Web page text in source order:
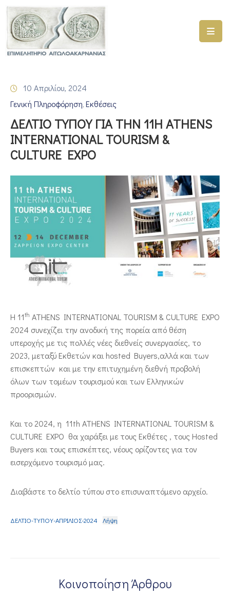
ΑΡΧΙΚΗ
ΓΕΜΗ
–
ΠΡΟΓΡΑΜΜΑΤΑ
ΕΠΙΜΕΛΗΤΗΡΙΟΥ
ΣΥΜΜΕΤΟΧΗ
ΣΕ
ΕΤΑΙΡΕΙΕΣ
ΕΠΙΚΑΙΡΟΤΗΤΑ
ΕΠΙΚΟΙΝΩΝΙΑ
10 Απριλίου, 2024
Γενική Πληροφόρηση‚ Εκθέσεις
ΔΕΛΤΙΟ ΤΥΠΟΥ ΓΙΑ ΤΗΝ 11Η ATHENS
INTERNATIONAL TOURISM &
CULTURE EXPO
Η 11th ATHENS INTERNATIONAL TOURISM & CULTURE EXPO
2024 συνεχίζει την ανοδική της πορεία από θέση
υπεροχής με τις πολλές νέες διεθνείς συνεργασίες, το
2023, μεταξύ Εκθετών και hosted Buyers,αλλά και των
επισκεπτών και με την επιτυχημένη διεθνή προβολή
όλων των τομέων τουρισμού και των Ελληνικών
προορισμών.
Και το 2024, η 11th ATHENS INTERNATIONAL TOURISM &
CULTURE EXPO θα χαράξει με τους Εκθέτες , τους Hosted
Buyers και τους επισκέπτες, νέους ορίζοντες για τον
εισερχόμενο τουρισμό μας.
Διαβάστε το δελτίο τύπου στο επισυναπτόμενο αρχείο.
ΔΕΛΤΙΟ-ΤΥΠΟΥ-ΑΠΡΙΛΙΟΣ-2024 Λήψη
Κοινοποίηση Άρθρου